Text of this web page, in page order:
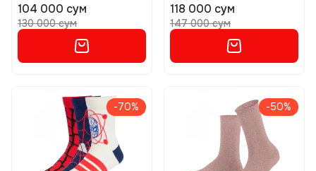
104 000 сум
130 000 сум
118 000 сум
147 000 сум
-70% -50%